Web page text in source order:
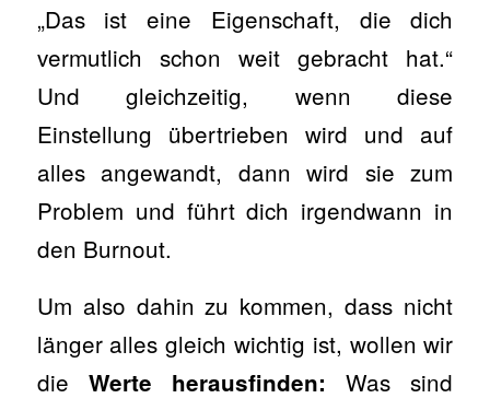
„Das ist eine Eigenschaft, die dich
vermutlich schon weit gebracht hat.“
Und gleichzeitig, wenn diese
Einstellung übertrieben wird und auf
alles angewandt, dann wird sie zum
Problem und führt dich irgendwann in
den Burnout.
Um also dahin zu kommen, dass nicht
länger alles gleich wichtig ist, wollen wir
die Werte herausfinden: Was sind